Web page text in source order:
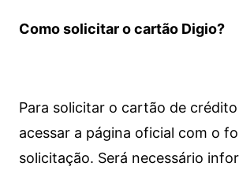
Como solicitar o cartão Digio?
Para solicitar o cartão de
acessar a página oficial com o
solicitação. Será necessário